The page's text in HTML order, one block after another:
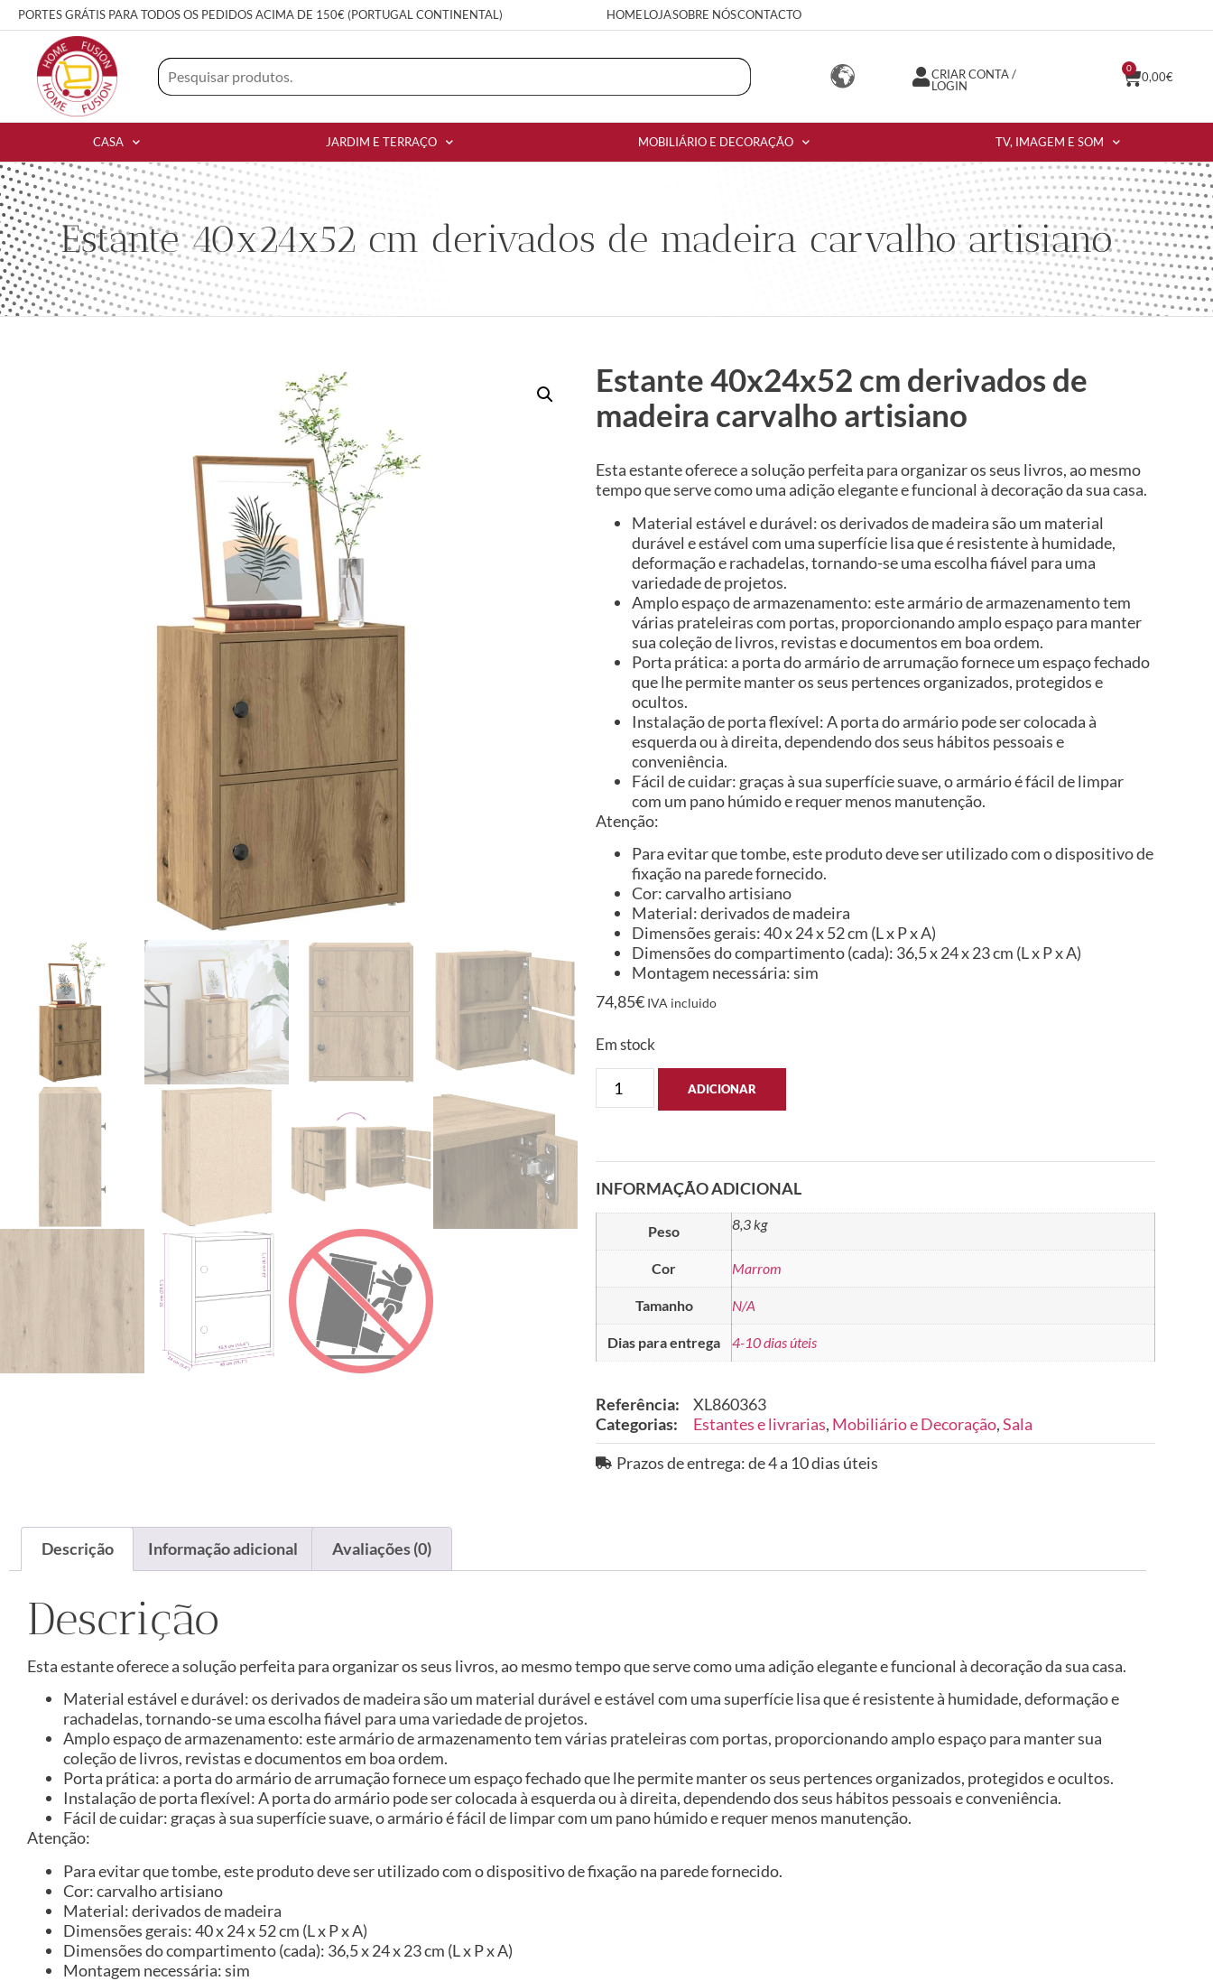
PORTES GRÁTIS PARA TODOS OS PEDIDOS ACIMA DE 150€ (PORTUGAL CONTINENTAL) HOMELOJASOBRE NÓSCONTACTO
CRIAR CONTA /
LOGIN
0,00€
0
CASA JARDIM E TERRAÇO MOBILIÁRIO E DECORAÇÃO TV, IMAGEM E SOM
Estante 40x24x52 cm derivados de madeira carvalho artisiano
Estante 40x24x52 cm derivados de
madeira carvalho artisiano
Esta estante oferece a solução perfeita para organizar os seus livros, ao mesmo
tempo que serve como uma adição elegante e funcional à decoração da sua casa.
Material estável e durável: os derivados de madeira são um material
durável e estável com uma superfície lisa que é resistente à humidade,
deformação e rachadelas, tornando-se uma escolha fiável para uma
variedade de projetos.
Amplo espaço de armazenamento: este armário de armazenamento tem
várias prateleiras com portas, proporcionando amplo espaço para manter
sua coleção de livros, revistas e documentos em boa ordem.
Porta prática: a porta do armário de arrumação fornece um espaço fechado
que lhe permite manter os seus pertences organizados, protegidos e
ocultos.
Instalação de porta flexível: A porta do armário pode ser colocada à
esquerda ou à direita, dependendo dos seus hábitos pessoais e
conveniência.
Fácil de cuidar: graças à sua superfície suave, o armário é fácil de limpar
com um pano húmido e requer menos manutenção.
Atenção:
Para evitar que tombe, este produto deve ser utilizado com o dispositivo de
fixação na parede fornecido.
Cor: carvalho artisiano
Material: derivados de madeira
Dimensões gerais: 40 x 24 x 52 cm (L x P x A)
Dimensões do compartimento (cada): 36,5 x 24 x 23 cm (L x P x A)
Montagem necessária: sim
74,85€ IVA incluido
Em stock
ADICIONAR
INFORMAÇÃO ADICIONAL
Peso 8,3 kg
Cor Marrom
Tamanho N/A
Dias para entrega 4-10 dias úteis
Referência:
XL860363
Categorias:
Estantes e livrarias, Mobiliário e Decoração,Sala
Prazos de entrega: de 4 a 10 dias úteis
Descrição Informação adicional Avaliações (0)
Descrição
Esta estante oferece a solução perfeita para organizar os seus livros, ao mesmo tempo que serve como uma adição elegante e funcional à decoração da sua casa.
Material estável e durável: os derivados de madeira são um material durável e estável com uma superfície lisa que é resistente à humidade, deformação e
rachadelas, tornando-se uma escolha fiável para uma variedade de projetos.
Amplo espaço de armazenamento: este armário de armazenamento tem várias prateleiras com portas, proporcionando amplo espaço para manter sua
coleção de livros, revistas e documentos em boa ordem.
Porta prática: a porta do armário de arrumação fornece um espaço fechado que lhe permite manter os seus pertences organizados, protegidos e ocultos.
Instalação de porta flexível: A porta do armário pode ser colocada à esquerda ou à direita, dependendo dos seus hábitos pessoais e conveniência.
Fácil de cuidar: graças à sua superfície suave, o armário é fácil de limpar com um pano húmido e requer menos manutenção.
Atenção:
Para evitar que tombe, este produto deve ser utilizado com o dispositivo de fixação na parede fornecido.
Cor: carvalho artisiano
Material: derivados de madeira
Dimensões gerais: 40 x 24 x 52 cm (L x P x A)
Dimensões do compartimento (cada): 36,5 x 24 x 23 cm (L x P x A)
Montagem necessária: sim